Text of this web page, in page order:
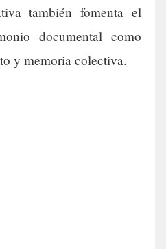
también fomenta el
documental como
y memoria colectiva.